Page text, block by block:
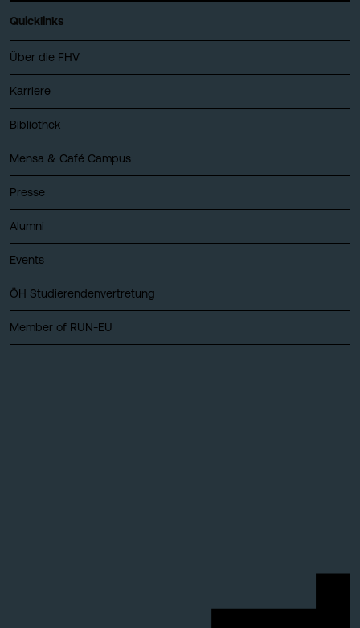
Quicklinks
Über die FHV
Karriere
Bibliothek
Mensa & Café Campus
Presse
Alumni
Events
ÖH Studierendenvertretung
Member of RUN-EU